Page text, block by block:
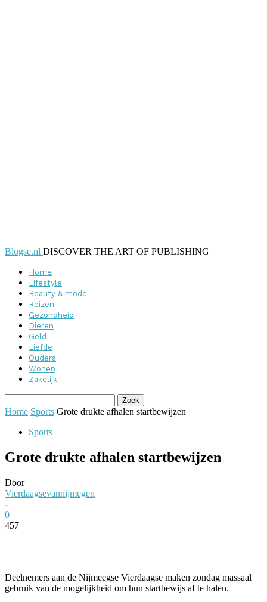
Blogse.nl DISCOVER THE ART OF PUBLISHING
Home
Lifestyle
Beauty & mode
Reizen
Gezondheid
Dieren
Geld
Liefde
Ouders
Wonen
Zakelijk
Home Sports Grote drukte afhalen startbewijzen
Sports
Grote drukte afhalen startbewijzen
Door
Vierdaagsevannijmegen
-
0
457
Deelnemers aan de Nijmeegse Vierdaagse maken zondag massaal
gebruik van de mogelijkheid om hun startbewijs af te halen.